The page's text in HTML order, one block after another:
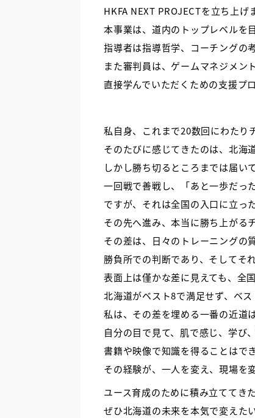
HKFA NEXT PROJECTを立ち上げ
本事業は、道内のトップレベルを
指導者は指導哲学、コーチングの
また審判員は、ゲームマネジメン
直接学んでいただくための支援プ
私自身、これまで20数回にわたり
そのたびに感じてきたのは、北海
しかし勝ち切るところまでは届い
一回戦で善戦し、「あと一歩だっ
ですが、それは全国の入口に立っ
その先へ進み、本当に勝ち上がる
その差は、日々のトレーニングの
勝負所での判断であり、そしてそ
表面上は僅かな差に見えても、全
北海道がベスト8で満足せず、ベ
私は、その差を埋める一番の近道
自分の目で見て、肌で感じ、学び
書籍や映像で知識を得ることはで
その経験が、一人を変え、現場を
ユース育成のために積み立ててき
ぜひ北海道の未来を本気で変えた